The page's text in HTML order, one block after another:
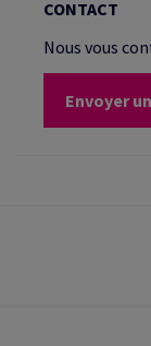
CONTACT
Nous vous
Envoyer